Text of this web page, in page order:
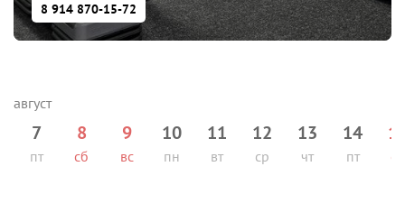
8 914 870-15-72
7
пт
8
сб
9
вс
10
пн
11
вт
12
ср
13
чт
14
пт сб